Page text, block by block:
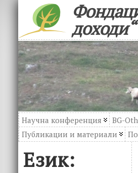
доходи“
Научна конференция BG-
Публикации и материали
Език: